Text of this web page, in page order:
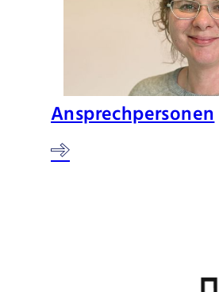
Ansprechpersonen